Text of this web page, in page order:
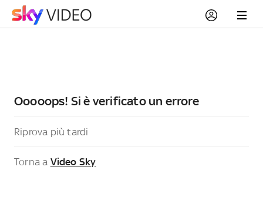
Ooooops! Si è verificato un errore
Riprova più tardi
Torna a Video Sky